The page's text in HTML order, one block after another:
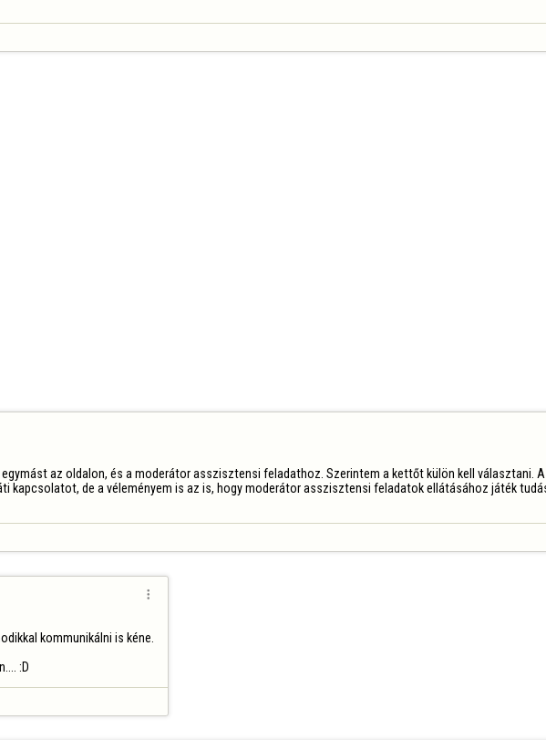
az oldalon, és a moderátor asszisztensi feladathoz. Szerintem a kettőt külön kell választani.
kapcsolatot, de a véleményem is az is, hogy moderátor asszisztensi feladatok ellátásához játék

kommunikálni is kéne.
:D